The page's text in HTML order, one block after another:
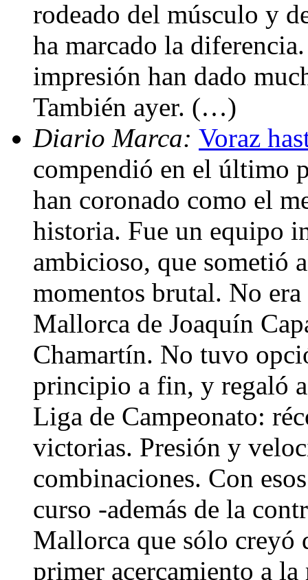
rodeado del músculo y
ha marcado la
impresión han dado
También ayer. (…)
Diario Marca: Voraz
compendió en el último
han coronado como el
historia. Fue un equipo
ambicioso, que sometió
momentos brutal. No
Mallorca de Joaquín
Chamartín. No tuvo
principio a fin, y regaló
Liga de Campeonato:
victorias. Presión y
combinaciones. Con
curso -además de la
Mallorca que sólo creyó
primer acercamiento a la